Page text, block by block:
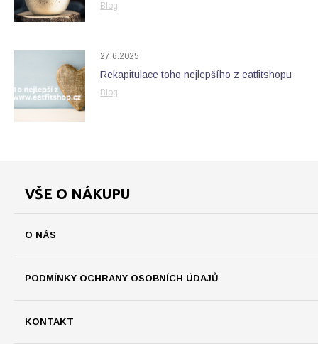
Blog
27.6.2025
Rekapitulace toho nejlepšího z eatfitshopu
Blog
VŠE O NÁKUPU
O NÁS
PODMÍNKY OCHRANY OSOBNÍCH ÚDAJŮ
KONTAKT